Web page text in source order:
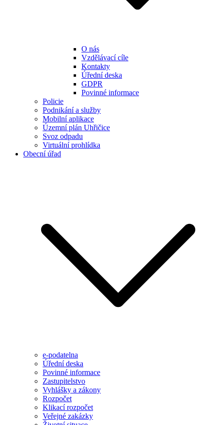
O nás
Vzdělávací cíle
Kontakty
Úřední deska
GDPR
Povinné informace
Policie
Podnikání a služby
Mobilní aplikace
Územní plán Uhřičice
Svoz odpadu
Virtuální prohlídka
Obecní úřad
e-podatelna
Úřední deska
Povinné informace
Zastupitelstvo
Vyhlášky a zákony
Rozpočet
Klikací rozpočet
Veřejné zakázky